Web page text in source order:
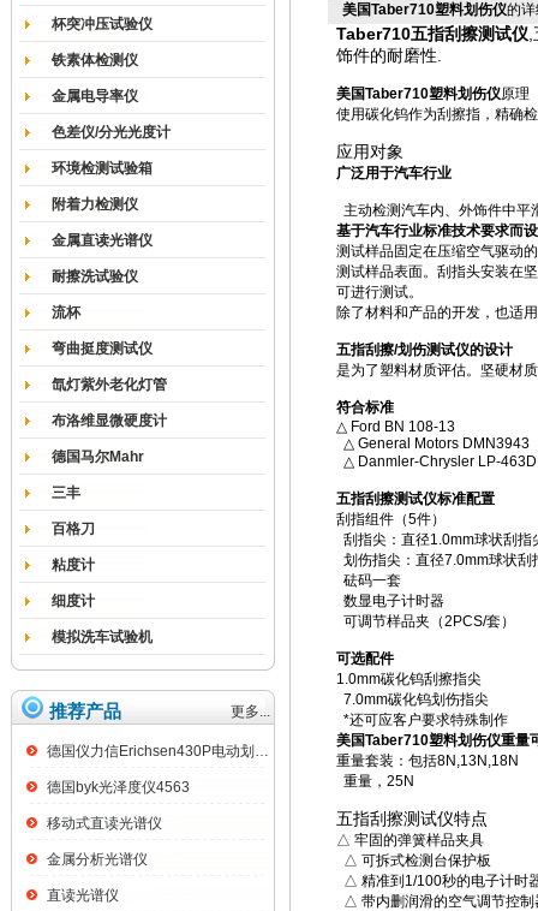
杯突冲压试验仪
铁素体检测仪
金属电导率仪
色差仪/分光光度计
环境检测试验箱
附着力检测仪
金属直读光谱仪
耐擦洗试验仪
流杯
弯曲挺度测试仪
氙灯紫外老化灯管
布洛维显微硬度计
德国马尔Mahr
三丰
百格刀
粘度计
细度计
模拟洗车试验机
推荐产品 更多...
德国仪力信Erichsen430P电动划格试验仪
德国byk光泽度仪4563
移动式直读光谱仪
金属分析光谱仪
直读光谱仪
美国Taber710塑料划伤仪的详
Taber710五指刮擦测试仪,
饰件的耐磨性.
美国Taber710塑料划伤仪原理
使用碳化钨作为刮擦指，精确
应用对象
广泛用于汽车行业
主动检测汽车内、外饰件中平
基于汽车行业标准技术要求而
测试样品固定在压缩空气驱动
测试样品表面。刮指头安装在
可进行测试。
除了材料和产品的开发，也适
五指刮擦/划伤测试仪的设计
是为了塑料材质评估。坚硬材
符合标准
△ Ford BN 108-13
△ General Motors DMN3943
△ Danmler-Chrysler LP-
五指刮擦测试仪标准配置
刮指组件（5件）
刮指尖：直径1.0mm球状刮指
划伤指尖：直径7.0mm球状刮
砝码一套
数显电子计时器
可调节样品夹（2PCS/套）
可选配件
1.0mm碳化钨刮擦指尖
7.0mm碳化钨划伤指尖
*还可应客户要求特殊制作
美国Taber710塑料划伤仪重量
重量套装：包括8N,13N,18N
重量，25N
五指刮擦测试仪特点
△ 牢固的弹簧样品夹具
△ 可拆式检测台保护板
△ 精准到1/100秒的电子计时
△ 带内删润滑的空气调节控制